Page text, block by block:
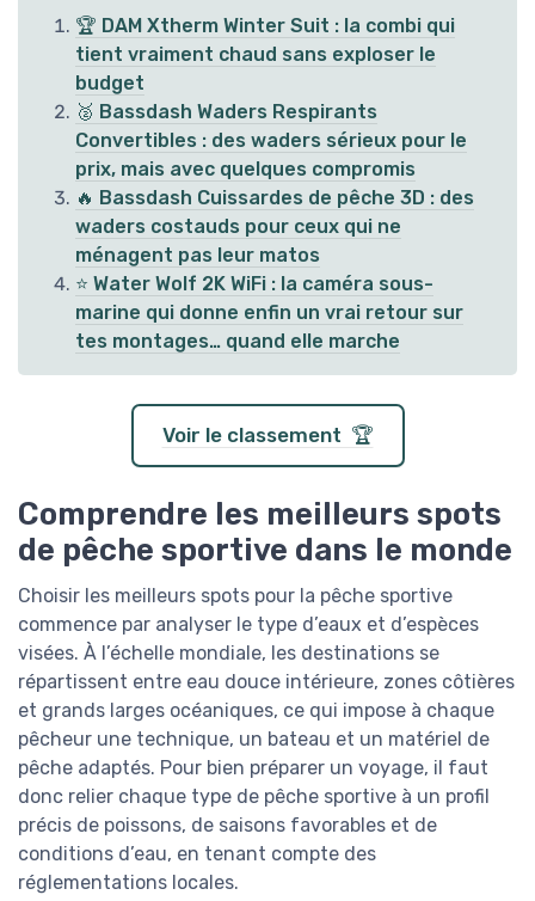
🏆 DAM Xtherm Winter Suit : la combi qui
tient vraiment chaud sans exploser le
budget
🥈 Bassdash Waders Respirants
Convertibles : des waders sérieux pour le
prix, mais avec quelques compromis
🔥 Bassdash Cuissardes de pêche 3D : des
waders costauds pour ceux qui ne
ménagent pas leur matos
⭐ Water Wolf 2K WiFi : la caméra sous-
marine qui donne enfin un vrai retour sur
tes montages… quand elle marche
Voir le classement 🏆
Comprendre les meilleurs spots
de pêche sportive dans le monde
Choisir les meilleurs spots pour la pêche sportive
commence par analyser le type d’eaux et d’espèces
visées. À l’échelle mondiale, les destinations se
répartissent entre eau douce intérieure, zones côtières
et grands larges océaniques, ce qui impose à chaque
pêcheur une technique, un bateau et un matériel de
pêche adaptés. Pour bien préparer un voyage, il faut
donc relier chaque type de pêche sportive à un profil
précis de poissons, de saisons favorables et de
conditions d’eau, en tenant compte des
réglementations locales.